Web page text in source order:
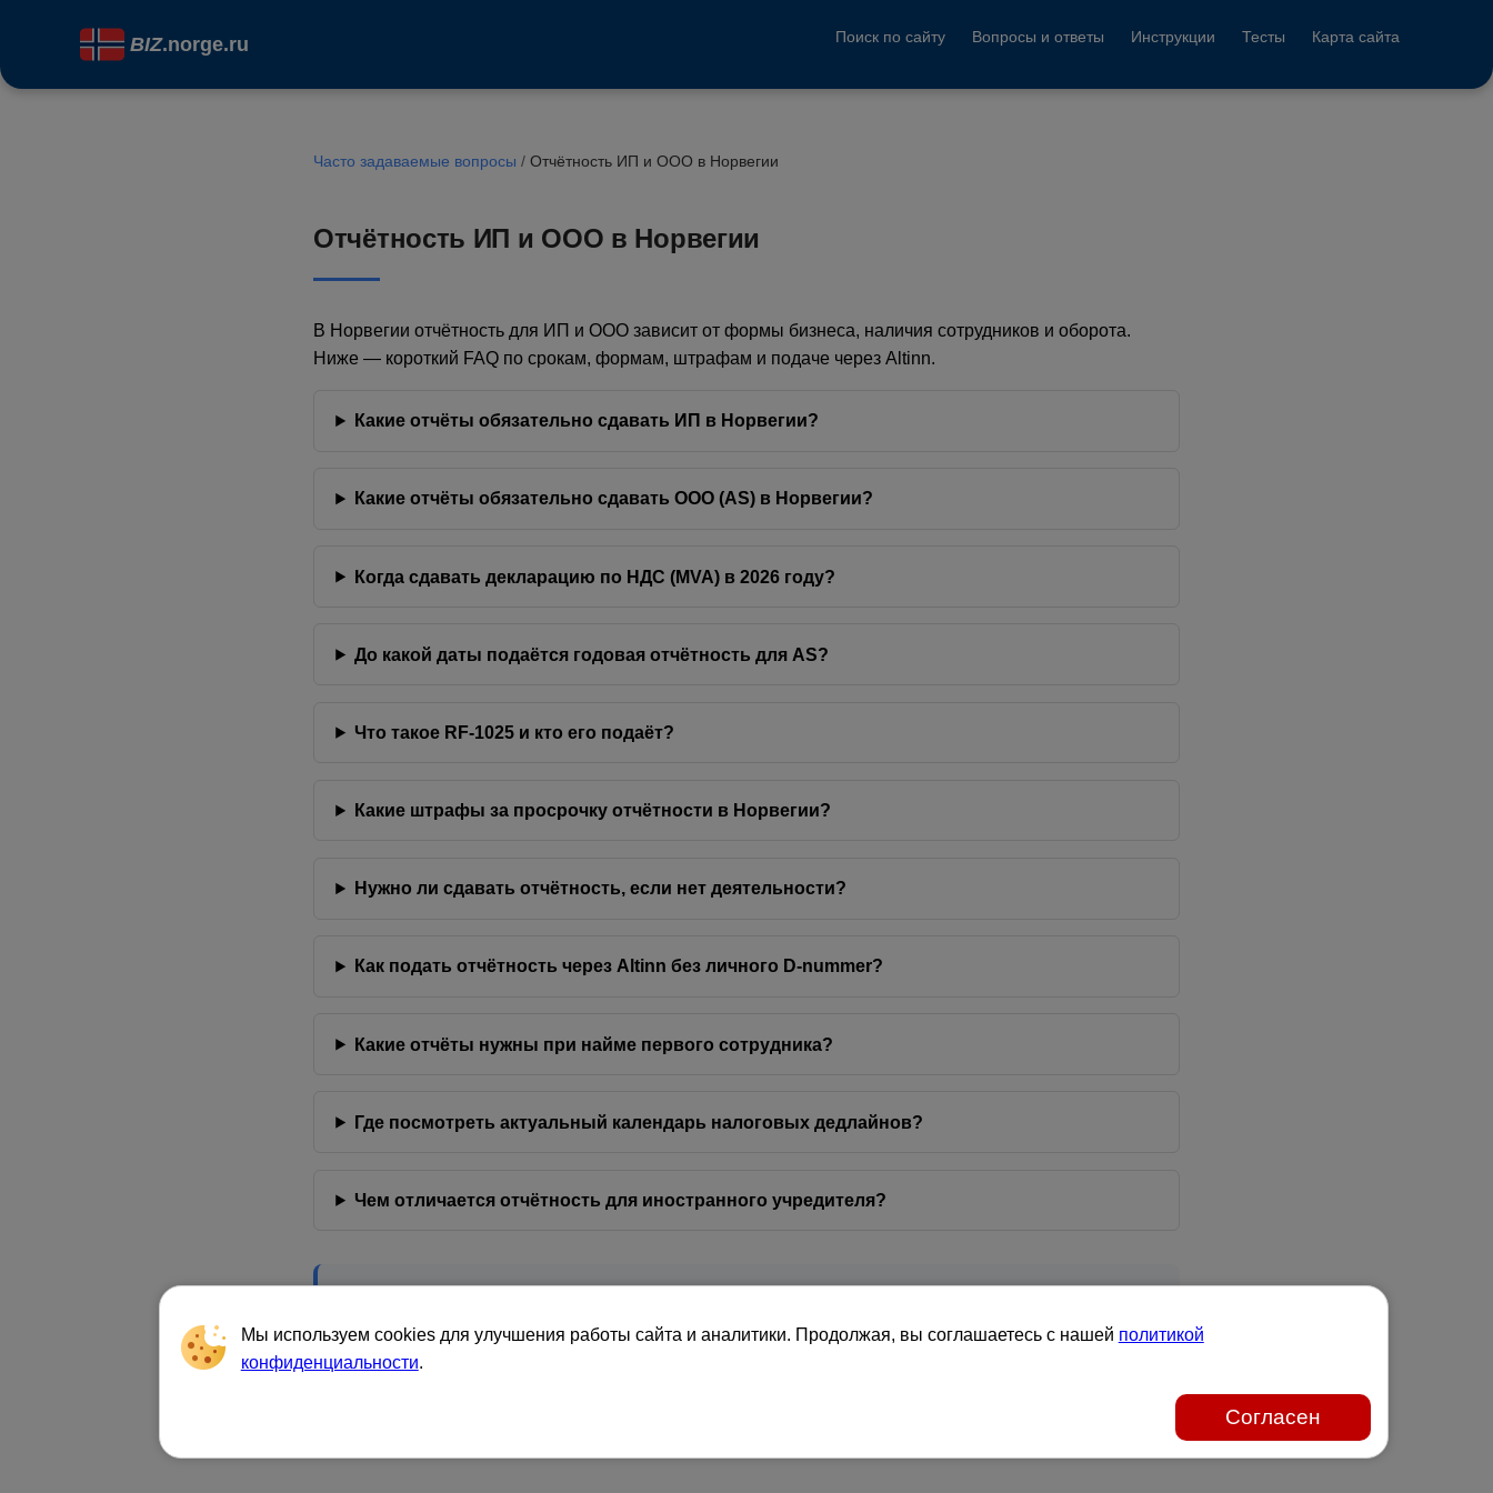
BIZ.norge.ru Поиск по сайту Вопросы и ответы Инструкции Тесты Карта сайта
Часто задаваемые вопросы / Отчётность ИП и ООО в Норвегии
Отчётность ИП и ООО в Норвегии
В Норвегии отчётность для ИП и ООО зависит от формы бизнеса, наличия сотрудников и оборота.
Ниже — короткий FAQ по срокам, формам, штрафам и подаче через Altinn.
Какие отчёты обязательно сдавать ИП в Норвегии?
Какие отчёты обязательно сдавать ООО (AS) в Норвегии?
Когда сдавать декларацию по НДС (MVA) в 2026 году?
До какой даты подаётся годовая отчётность для AS?
Что такое RF-1025 и кто его подаёт?
Какие штрафы за просрочку отчётности в Норвегии?
Нужно ли сдавать отчётность, если нет деятельности?
Как подать отчётность через Altinn без личного D-nummer?
Какие отчёты нужны при найме первого сотрудника?
Где посмотреть актуальный календарь налоговых дедлайнов?
Чем отличается отчётность для иностранного учредителя?
Årsregnskap, штрафы и подача через Altinn.
Мы используем cookies для улучшения работы сайта и аналитики. Продолжая, вы соглашаетесь с нашей политикой
конфиденциальности.
Согласен